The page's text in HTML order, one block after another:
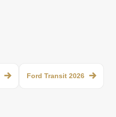
Ford Transit 2026